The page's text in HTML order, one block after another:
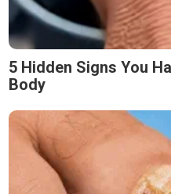
5 Hidden Signs You
Body